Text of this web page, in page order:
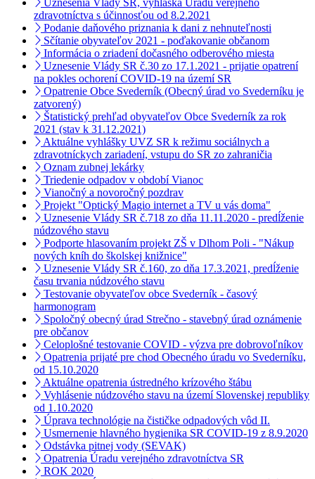
Uznesenia Vlády SR, vyhláška Úradu verejného
zdravotníctva s účinnosťou od 8.2.2021
Podanie daňového priznania k dani z nehnuteľnosti
Sčítanie obyvateľov 2021 - poďakovanie občanom
Informácia o zriadení dočasného odberového miesta
Uznesenie Vlády SR č.30 zo 17.1.2021 - prijatie opatrení
na pokles ochorení COVID-19 na území SR
Opatrenie Obce Svederník (Obecný úrad vo Svederníku je
zatvorený)
Štatistický prehľad obyvateľov Obce Svederník za rok
2021 (stav k 31.12.2021)
Aktuálne vyhlášky UVZ SR k režimu sociálnych a
zdravotníckych zariadení, vstupu do SR zo zahraničia
Oznam zubnej lekárky
Triedenie odpadov v období Vianoc
Vianočný a novoročný pozdrav
Projekt "Optický Magio internet a TV u vás doma"
Uznesenie Vlády SR č.718 zo dňa 11.11.2020 - predĺženie
núdzového stavu
Podporte hlasovaním projekt ZŠ v Dlhom Poli - "Nákup
nových kníh do školskej knižnice"
Uznesenie Vlády SR č.160, zo dňa 17.3.2021, predĺženie
času trvania núdzového stavu
Testovanie obyvateľov obce Svederník - časový
harmonogram
Spoločný obecný úrad Strečno - stavebný úrad oznámenie
pre občanov
Celoplošné testovanie COVID - výzva pre dobrovoľníkov
Opatrenia prijaté pre chod Obecného úradu vo Svederníku,
od 15.10.2020
Aktuálne opatrenia ústredného krízového štábu
Vyhlásenie núdzového stavu na území Slovenskej republiky
od 1.10.2020
Úprava technológie na čističke odpadových vôd II.
Usmernenie hlavného hygienika SR COVID-19 z 8.9.2020
Odstávka pitnej vody (SEVAK)
Opatrenia Úradu verejného zdravotníctva SR
ROK 2020